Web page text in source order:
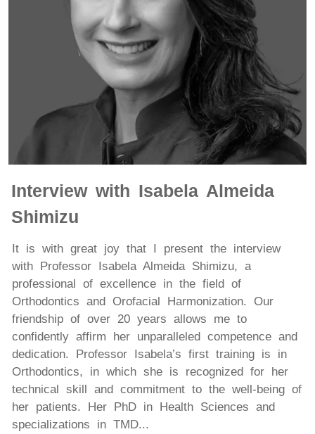
Interview with Isabela Almeida
Shimizu
It is with great joy that I present the interview
with Professor Isabela Almeida Shimizu, a
professional of excellence in the field of
Orthodontics and Orofacial Harmonization. Our
friendship of over 20 years allows me to
confidently affirm her unparalleled competence and
dedication. Professor Isabela’s first training is in
Orthodontics, in which she is recognized for her
technical skill and commitment to the well-being of
her patients. Her PhD in Health Sciences and
specializations in TMD...